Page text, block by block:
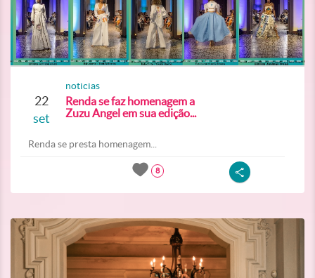
22
set
noticias
Renda se faz homenagem a
Zuzu Angel em sua edição...
Renda se presta homenagem...
8